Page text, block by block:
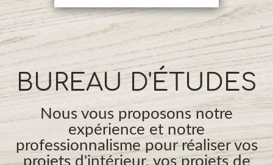
BUREAU D'ÉTUDES
Nous vous proposons notre
expérience et notre
professionnalisme pour réaliser vos
projets d'intérieur, vos projets de